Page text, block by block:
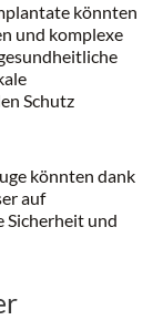
könnten
und komplexe
Schutz
könnten dank
auf
Sicherheit und